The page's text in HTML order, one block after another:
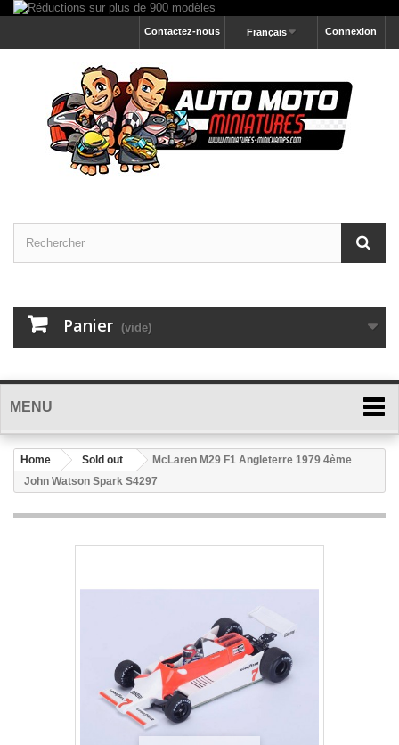
Connexion
Français
Contactez-nous
Panier (vide)
MENU
Home Sold out
McLaren M29 F1 Angleterre 1979 4ème
John Watson Spark S4297